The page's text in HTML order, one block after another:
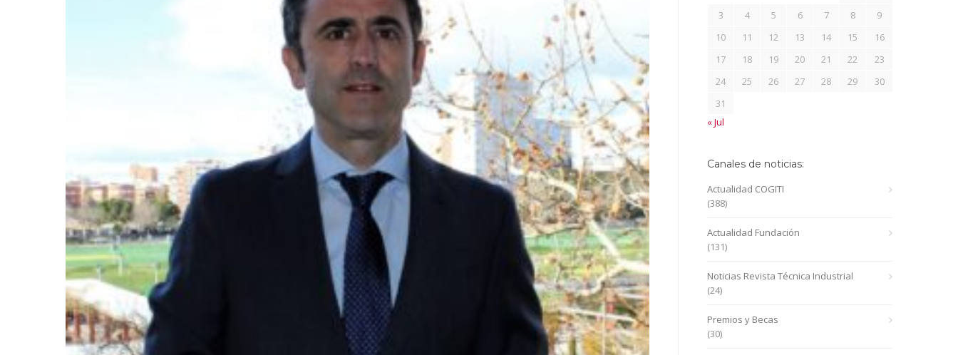
3
4 5 6 7 8
9
10
11 12 13 14 15
16
17
18 19 20 21 22
23
24
25 26 27 28 29
30
31
« Jul
Canales de noticias:
Actualidad COGITI
(388)
Actualidad Fundación
(131)
Noticias Revista Técnica Industrial
(24)
Premios y Becas
(30)